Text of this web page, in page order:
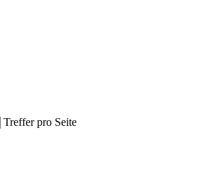
Treffer pro Seite